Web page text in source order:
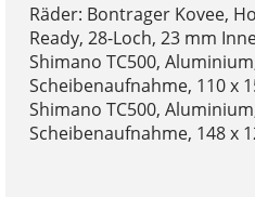
Räder: Bontrager Kovee,
Ready, 28-Loch, 23 mm
Shimano TC500,
Scheibenaufnahme, 110 x
Shimano TC500,
Scheibenaufnahme, 148 x